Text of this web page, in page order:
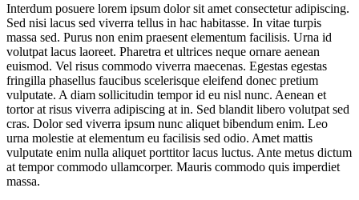
Interdum posuere lorem ipsum dolor sit amet consectetur adipiscing.
Sed nisi lacus sed viverra tellus in hac habitasse. In vitae turpis
massa sed. Purus non enim praesent elementum facilisis. Urna id
volutpat lacus laoreet. Pharetra et ultrices neque ornare aenean
euismod. Vel risus commodo viverra maecenas. Egestas egestas
fringilla phasellus faucibus scelerisque eleifend donec pretium
vulputate. A diam sollicitudin tempor id eu nisl nunc. Aenean et
tortor at risus viverra adipiscing at in. Sed blandit libero volutpat sed
cras. Dolor sed viverra ipsum nunc aliquet bibendum enim. Leo
urna molestie at elementum eu facilisis sed odio. Amet mattis
vulputate enim nulla aliquet porttitor lacus luctus. Ante metus dictum
at tempor commodo ullamcorper. Mauris commodo quis imperdiet
massa.